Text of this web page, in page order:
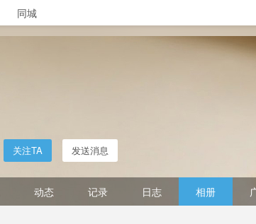
同城
关注TA 发送消息
动态 记录 日志 相册